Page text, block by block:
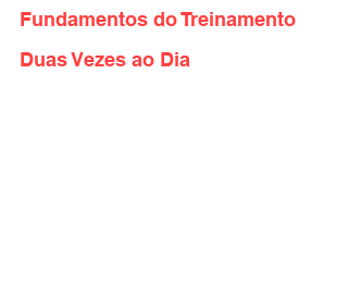
Fundamentos do Treinamento
Duas Vezes ao Dia